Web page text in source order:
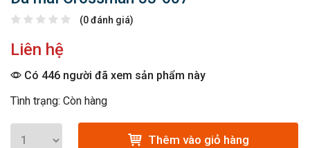
(0 đánh giá)
Liên hệ
Có 446 người đã xem sản phẩm này
Tình trạng: Còn hàng
Thêm vào giỏ hàng